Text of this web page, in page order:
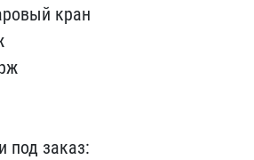
кран
под​ заказ: